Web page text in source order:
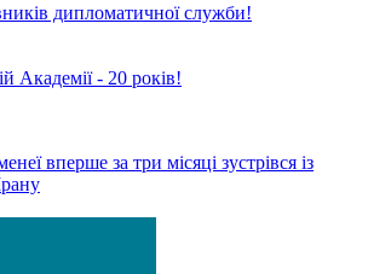
дипломатичної служби!
Академії - 20 років!
вперше за три місяці зустрівся із